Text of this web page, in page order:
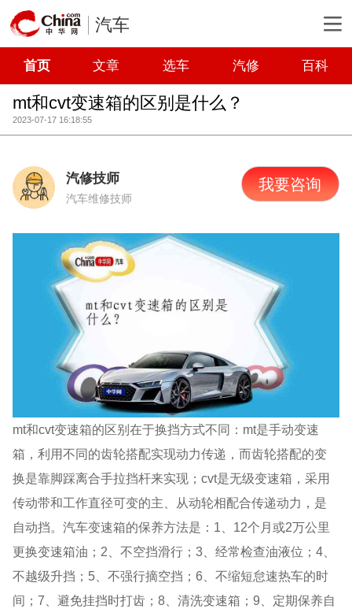
汽车
首页 文章 选车 汽修 百科
mt和cvt变速箱的区别是什么？
2023-07-17 16:18:55
汽修技师
汽车维修技师
我要咨询
mt和cvt变速箱的区别在于换挡方式不同：mt是手动变速
箱，利用不同的齿轮搭配实现动力传递，而齿轮搭配的变
换是靠脚踩离合手拉挡杆来实现；cvt是无级变速箱，采用
传动带和工作直径可变的主、从动轮相配合传递动力，是
自动挡。汽车变速箱的保养方法是：1、12个月或2万公里
更换变速箱油；2、不空挡滑行；3、经常检查油液位；4、
不越级升挡；5、不强行摘空挡；6、不缩短怠速热车的时
间；7、避免挂挡时打齿；8、清洗变速箱；9、定期保养自